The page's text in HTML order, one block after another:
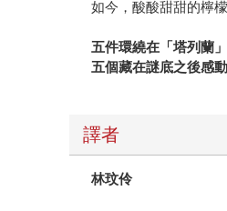
如今，酸酸甜甜的檸
五件環繞在「塔列蘭
五個藏在謎底之後感
譯者
林玟伶